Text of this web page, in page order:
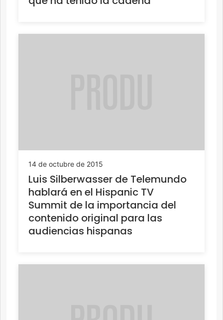
14 de octubre de 2015
Luis Silberwasser de Telemundo
hablará en el Hispanic TV
Summit de la importancia del
contenido original para las
audiencias hispanas